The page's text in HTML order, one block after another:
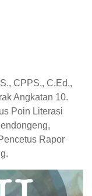
CPPS., C.Ed.,
Angkatan 10.
Poin Literasi
Rapor